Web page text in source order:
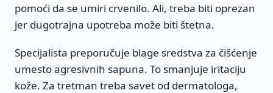
pomoći da se umiri crvenilo. Ali, treba biti oprezan
jer dugotrajna upotreba može biti štetna.
Specijalista preporučuje blage sredstva za čišćenje
umesto agresivnih sapuna. To smanjuje iritaciju
kože. Za tretman treba savet od dermatologa,